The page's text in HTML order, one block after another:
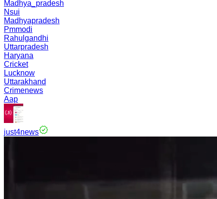
Madhya_pradesh
Nsui
Madhyapradesh
Pmmodi
Rahulgandhi
Uttarpradesh
Haryana
Cricket
Lucknow
Uttarakhand
Crimenews
Aap
just4news